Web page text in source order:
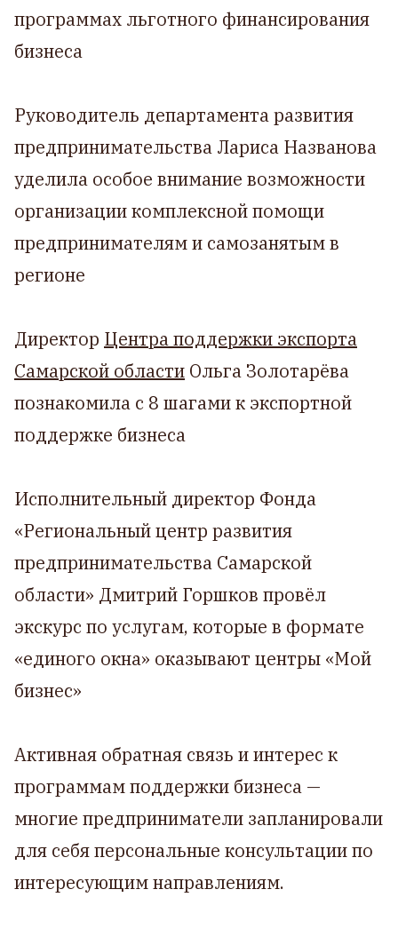
программах льготного финансирования
бизнеса
Руководитель департамента развития
предпринимательства Лариса Названова
уделила особое внимание возможности
организации комплексной помощи
предпринимателям и самозанятым в
регионе
Директор Центра поддержки экспорта
Самарской области Ольга Золотарёва
познакомила с 8 шагами к экспортной
поддержке бизнеса
Исполнительный директор Фонда
«Региональный центр развития
предпринимательства Самарской
области» Дмитрий Горшков провёл
экскурс по услугам, которые в формате
«единого окна» оказывают центры «Мой
бизнес»
Активная обратная связь и интерес к
программам поддержки бизнеса —
многие предприниматели запланировали
для себя персональные консультации по
интересующим направлениям.